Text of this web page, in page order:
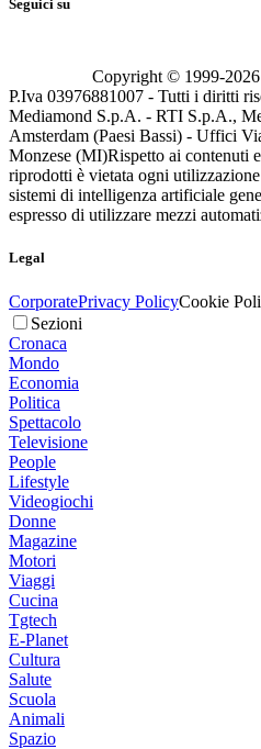
Seguici su
Copyright © 1999-2026
P.Iva 03976881007 - Tutti i diritti
Mediamond S.p.A. - RTI S.p.A.,
Amsterdam (Paesi Bassi) - Uffici
Monzese (MI)Rispetto ai contenuti
riprodotti è vietata ogni
sistemi di intelligenza artificiale
espresso di utilizzare mezzi
Legal
CorporatePrivacy PolicyCookie
Sezioni
Cronaca
Mondo
Economia
Politica
Spettacolo
Televisione
People
Lifestyle
Videogiochi
Donne
Magazine
Motori
Viaggi
Cucina
Tgtech
E-Planet
Cultura
Salute
Scuola
Animali
Spazio